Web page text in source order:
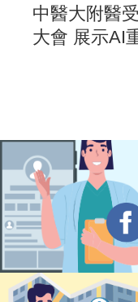
中醫大附醫
大會 展示AI